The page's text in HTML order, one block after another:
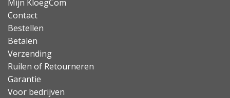
Mijn KloegCom
Contact
Bestellen
Betalen
Verzending
Ruilen of Retourneren
Garantie
Voor bedrijven